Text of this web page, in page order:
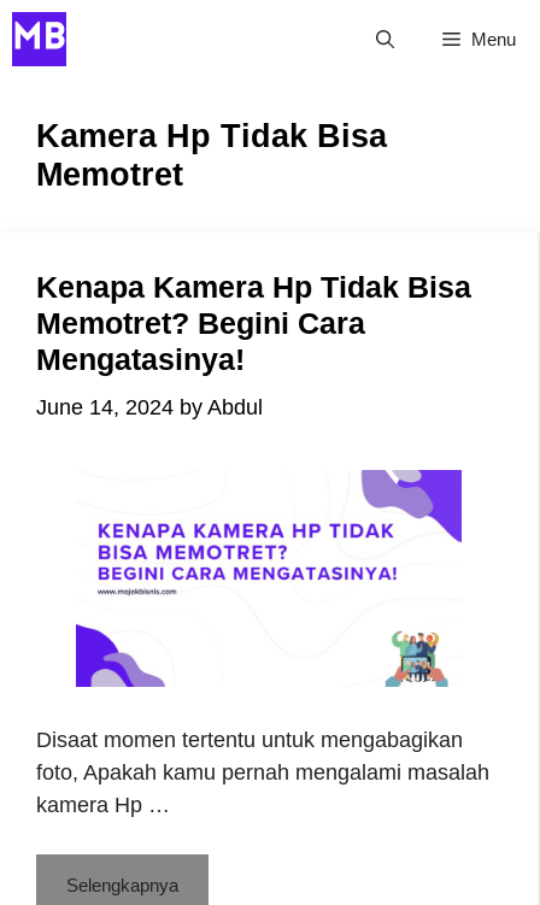
Skip
to
Menu
Kamera Hp Tidak Bisa
Memotret
Kenapa Kamera Hp Tidak Bisa
Memotret? Begini Cara
Mengatasinya!
June 14, 2024 by Abdul
Disaat momen tertentu untuk mengabagikan
foto, Apakah kamu pernah mengalami masalah
kamera Hp …
Selengkapnya